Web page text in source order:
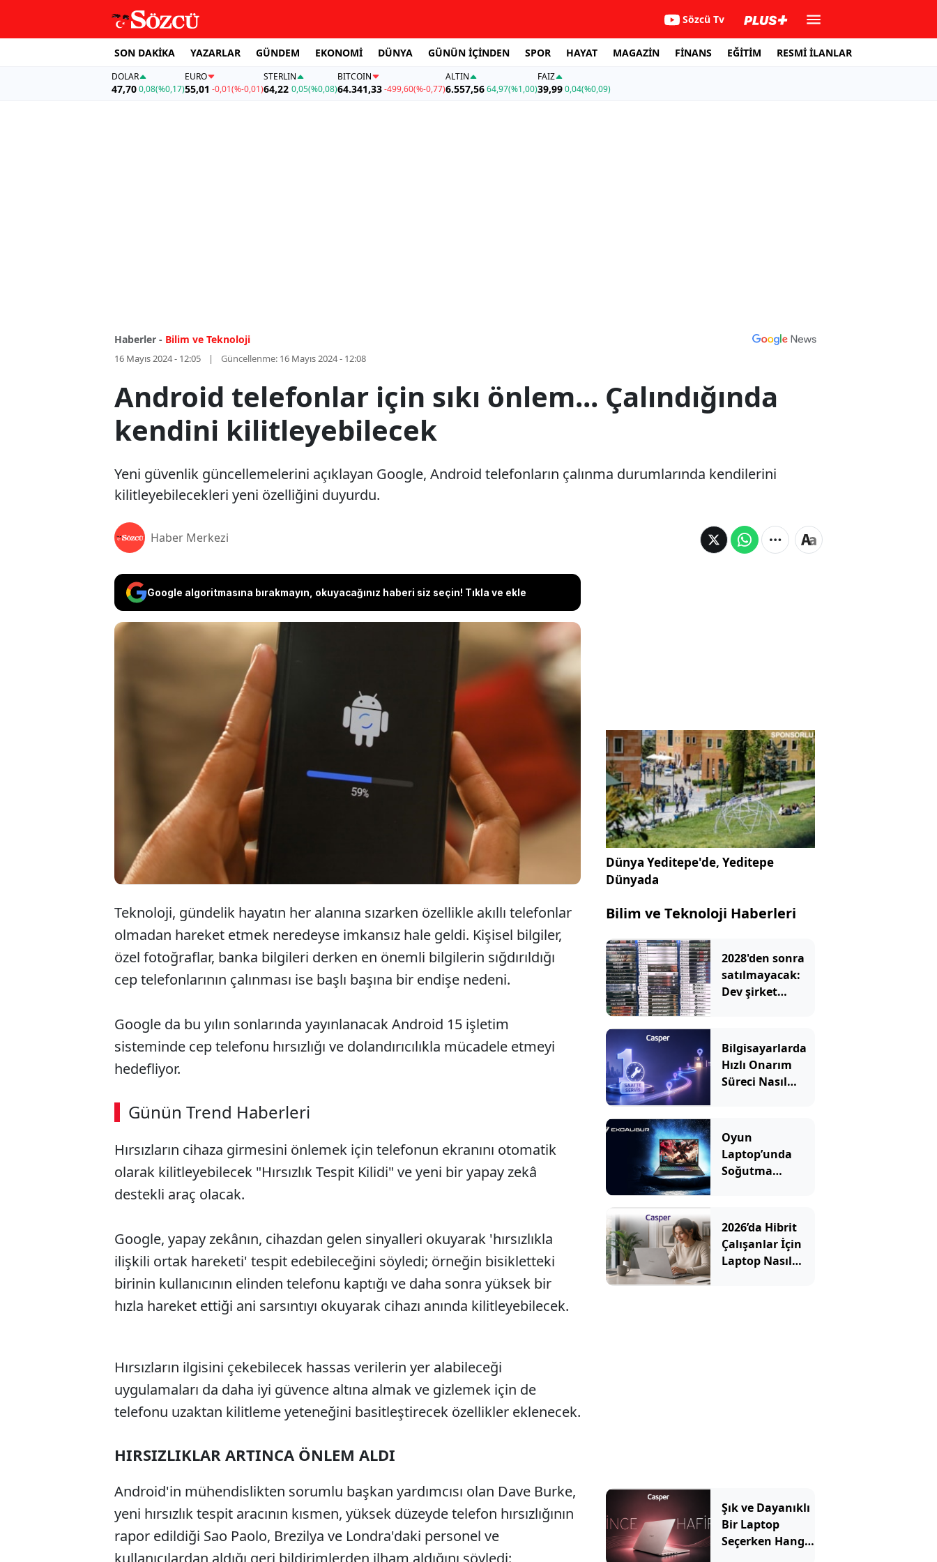
Sözcü Tv
SON DAKİKA YAZARLAR GÜNDEM EKONOMİ DÜNYA GÜNÜN İÇİNDEN SPOR HAYAT MAGAZİN FİNANS EĞİTİM RESMİ İLANLAR
DOLAR
47,700,08(%0,17)
EURO
55,01 -0,01(%-0,01)
STERLIN
64,22 0,05(%0,08)
BITCOIN
64.341,33-499,60(%-0,77)
ALTIN
6.557,5664,97(%1,00)
FAİZ
39,990,04(%0,09)
Haberler - Bilim ve Teknoloji
16 Mayıs 2024 - 12:05 Güncellenme: 16 Mayıs 2024 - 12:08
Android telefonlar için sıkı önlem... Çalındığında
kendini kilitleyebilecek
Yeni güvenlik güncellemelerini açıklayan Google, Android telefonların çalınma durumlarında kendilerini
kilitleyebilecekleri yeni özelliğini duyurdu.
Haber Merkezi
Google algoritmasına bırakmayın, okuyacağınız haberi siz seçin! Tıkla ve ekle
Yeni güvenlik güncellemelerini açıklayan Google,
Android telefonların çalınma durumlarında kendilerini
kilitleyebilecekleri yeni özelliğini duyurdu.
Teknoloji, gündelik hayatın her alanına sızarken özellikle akıllı telefonlar
olmadan hareket etmek neredeyse imkansız hale geldi. Kişisel bilgiler,
özel fotoğraflar, banka bilgileri derken en önemli bilgilerin sığdırıldığı
cep telefonlarının çalınması ise başlı başına bir endişe nedeni.
Google da bu yılın sonlarında yayınlanacak Android 15 işletim
sisteminde cep telefonu hırsızlığı ve dolandırıcılıkla mücadele etmeyi
hedefliyor.
Günün Trend Haberleri
00:02 / 02:14
Sesi Aç
Hırsızların cihaza girmesini önlemek için telefonun ekranını otomatik
olarak kilitleyebilecek "Hırsızlık Tespit Kilidi" ve yeni bir yapay zekâ
destekli araç olacak.
Google, yapay zekânın, cihazdan gelen sinyalleri okuyarak 'hırsızlıkla
ilişkili ortak hareketi' tespit edebileceğini söyledi; örneğin bisikletteki
birinin kullanıcının elinden telefonu kaptığı ve daha sonra yüksek bir
hızla hareket ettiği ani sarsıntıyı okuyarak cihazı anında kilitleyebilecek.
Hırsızların ilgisini çekebilecek hassas verilerin yer alabileceği
uygulamaları da daha iyi güvence altına almak ve gizlemek için de
telefonu uzaktan kilitleme yeteneğini basitleştirecek özellikler eklenecek.
HIRSIZLIKLAR ARTINCA ÖNLEM ALDI
Android'in mühendislikten sorumlu başkan yardımcısı olan Dave Burke,
yeni hırsızlık tespit aracının kısmen, yüksek düzeyde telefon hırsızlığının
rapor edildiği Sao Paolo, Brezilya ve Londra'daki personel ve
kullanıcılardan aldığı geri bildirimlerden ilham aldığını söyledi:
Dünya Yeditepe'de, Yeditepe
Dünyada
Bilim ve Teknoloji Haberleri
2028'den sonra
satılmayacak:
Dev şirket
başladı
Bilgisayarlarda
Hızlı Onarım
Süreci Nasıl
Oyun
Laptop’unda
Soğutma
2026’da Hibrit
Çalışanlar İçin
Laptop Nasıl
Şık ve Dayanıklı
Bir Laptop
Seçerken Hangi